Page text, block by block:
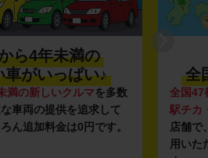
ら4年未満の
車がいっぱい♪
満の新しいクルマを多数
車両の提供を追求して
ん追加料金は0円です。
全
全国47
駅チカ
店舗で
用いた